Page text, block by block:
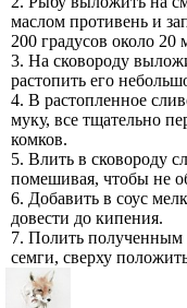
маслом противень и
200 градусов около 20
3. На сковороду
растопить его
4. В растопленное
муку, все тщательно
комков.
5. Влить в сковороду
помешивая, чтобы не
6. Добавить в соус
довести до кипения.
7. Полить полученным
семги, сверху